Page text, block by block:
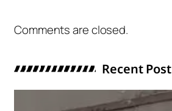
Comments are closed.
Recent Post